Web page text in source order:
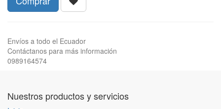
Envíos a todo el Ecuador
Contáctanos para más información
0989164574
Nuestros productos y servicios